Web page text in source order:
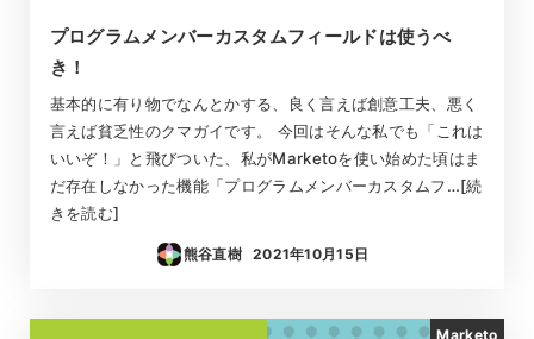
プログラムメンバーカスタムフィールドは使うべ
き！
基本的に有り物でなんとかする、良く言えば創意工夫、悪く
言えば貧乏性のクマガイです。 今回はそんな私でも「これは
いいぞ！」と飛びついた、私がMarketoを使い始めた頃はま
だ存在しなかった機能「プログラムメンバーカスタムフ…[続
きを読む]
熊谷直樹
投稿日
2021年10月15日
Marketo